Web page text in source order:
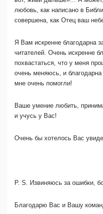
любовь, как написано в
совершена, как Отец ваш
Я Вам искренне благодарна
читателей. Очень искренне
похвастаться, что у меня
очень меняюсь, и
мне очень помогли!
Ваше умение любить,
и учусь у Вас!
Очень бы хотелось Вас
P. S. Извиняюсь за ошибки,
Благодарю Вас и Вашу